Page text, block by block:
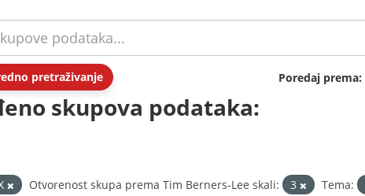
pretraživanje Poredaj prema
skupova podataka:
Otvorenost skupa prema Tim Berners-Lee skali: 3 Tema: